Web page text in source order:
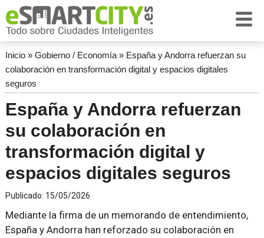
Inicio» Gobierno / Economía» España y Andorra refuerzan su
colaboración en transformación digital y espacios digitales
seguros
España y Andorra refuerzan
su colaboración en
transformación digital y
espacios digitales seguros
Publicado: 15/05/2026
Mediante la firma de un memorando de entendimiento,
España y Andorra han reforzado su colaboración en